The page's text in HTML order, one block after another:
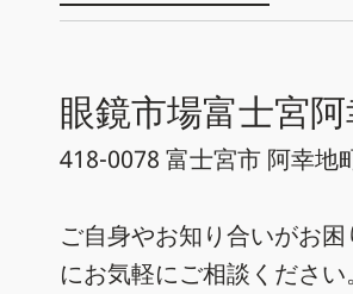
眼鏡市場富士宮
418-0078 富士宮市 阿幸地
ご自身やお知り合いがお
にお気軽にご相談くださ